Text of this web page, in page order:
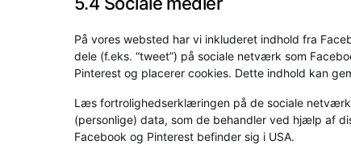
På vores websted har vi inkluderet indhold fra
dele (f.eks. “tweet”) på sociale netværk som
Pinterest og placerer cookies. Dette indhold kan
Læs fortrolighedserklæringen på de sociale
(personlige) data, som de behandler ved hjælp af
Facebook og Pinterest befinder sig i USA.